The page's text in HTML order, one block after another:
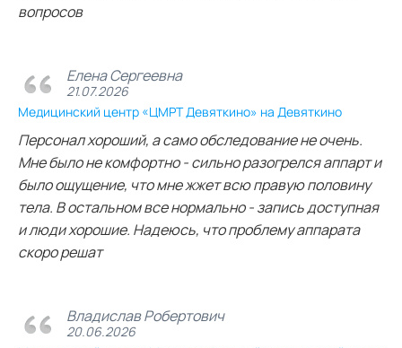
вопросов
Елена Сергеевна
21.07.2026
Медицинский центр «ЦМРТ Девяткино» на Девяткино
Персонал хороший, а само обследование не очень.
Мне было не комфортно - сильно разогрелся аппарт и
было ощущение, что мне жжет всю правую половину
тела. В остальном все нормально - запись доступная
и люди хорошие. Надеюсь, что проблему аппарата
скоро решат
Владислав Робертович
20.06.2026